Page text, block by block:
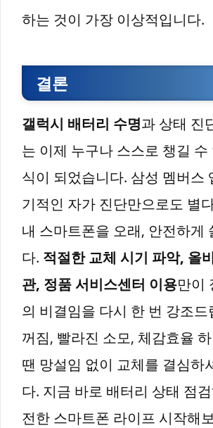
하는 것이 가장 이상적입니다.
결론
갤럭시 배터리 수명과 상태 진
는 이제 누구나 스스로 챙길
식이 되었습니다. 삼성 멤버스
기적인 자가 진단만으로도 별
내 스마트폰을 오래, 안전하게
다. 적절한 교체 시기 파악, 올
관, 정품 서비스센터 이용만이
의 비결임을 다시 한 번 강조드
꺼짐, 빨라진 소모, 체감효율
땐 망설임 없이 교체를 결심하
다. 지금 바로 배터리 상태 점
전한 스마트폰 라이프 시작해